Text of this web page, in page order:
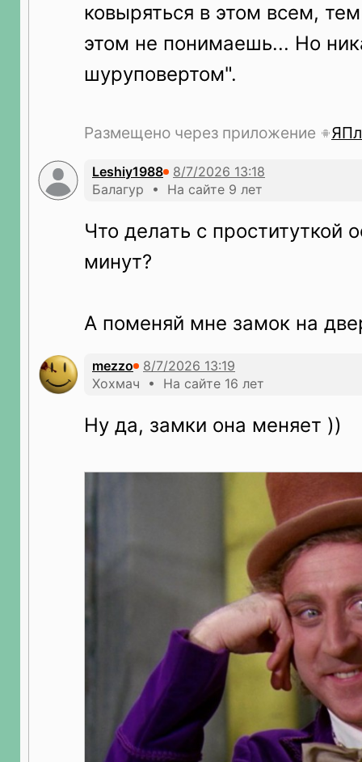
ковыряться в этом всем,
этом не понимаешь... Но
шуруповертом".
Размещено через приложение
Leshiy1988
Балагур • На сайте 9 лет
Что делать с проституткой
минут?
А поменяй мне замок на
mezzo
Хохмач • На сайте 16 лет
Ну да, замки она меняет ))